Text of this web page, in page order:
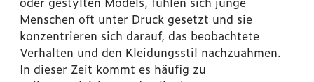
Menschen oft unter Druck gesetzt und sie
konzentrieren sich darauf, das beobachtete
Verhalten und den Kleidungsstil nachzuahmen.
In dieser Zeit kommt es häufig zu